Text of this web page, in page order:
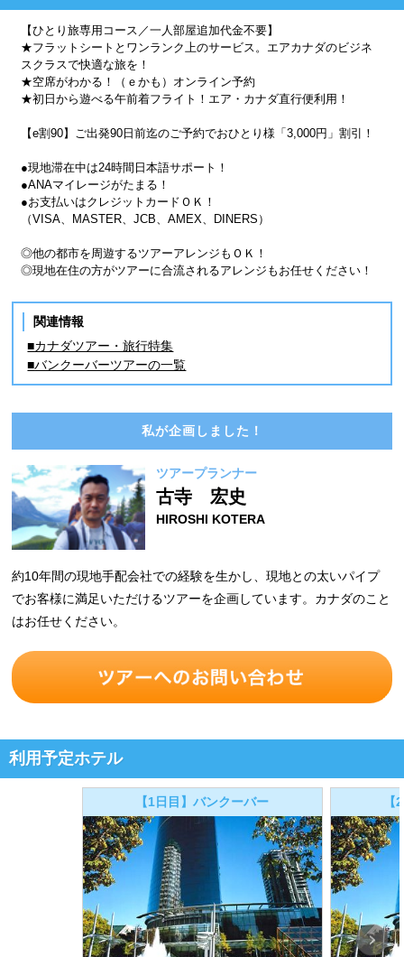
【ひとり旅専用コース／一人部屋追加代金不要】
★フラットシートとワンランク上のサービス。エアカナダのビジネ
スクラスで快適な旅を！
★空席がわかる！（ｅかも）オンライン予約
★初日から遊べる午前着フライト！エア・カナダ直行便利用！
【e割90】ご出発90日前迄のご予約でおひとり様「3,000円」割引！
●現地滞在中は24時間日本語サポート！
●ANAマイレージがたまる！
●お支払いはクレジットカードＯＫ！
（VISA、MASTER、JCB、AMEX、DINERS）
◎他の都市を周遊するツアーアレンジもＯＫ！
◎現地在住の方がツアーに合流されるアレンジもお任せください！
関連情報
■カナダツアー・旅行特集
■バンクーバーツアーの一覧
私が企画しました！
ツアープランナー
古寺 宏史
HIROSHI KOTERA
約10年間の現地手配会社での経験を生かし、現地との太いパイプ
でお客様に満足いただけるツアーを企画しています。カナダのこと
はお任せください。
利用予定ホテル
【1日目】バンクーバー